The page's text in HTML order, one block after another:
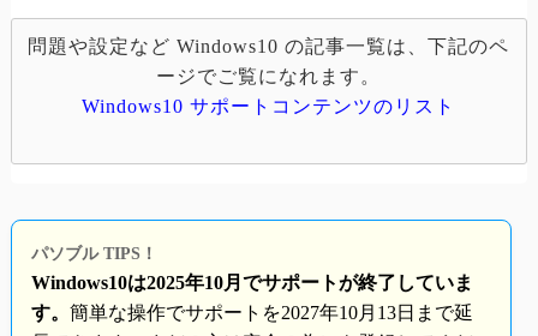
問題や設定など Windows10 の記事一覧は、下記のペ
ージでご覧になれます。
Windows10 サポートコンテンツのリスト
パソブル TIPS！
Windows10は2025年10月でサポートが終了していま
す。 簡単な操作でサポートを2027年10月13日まで延